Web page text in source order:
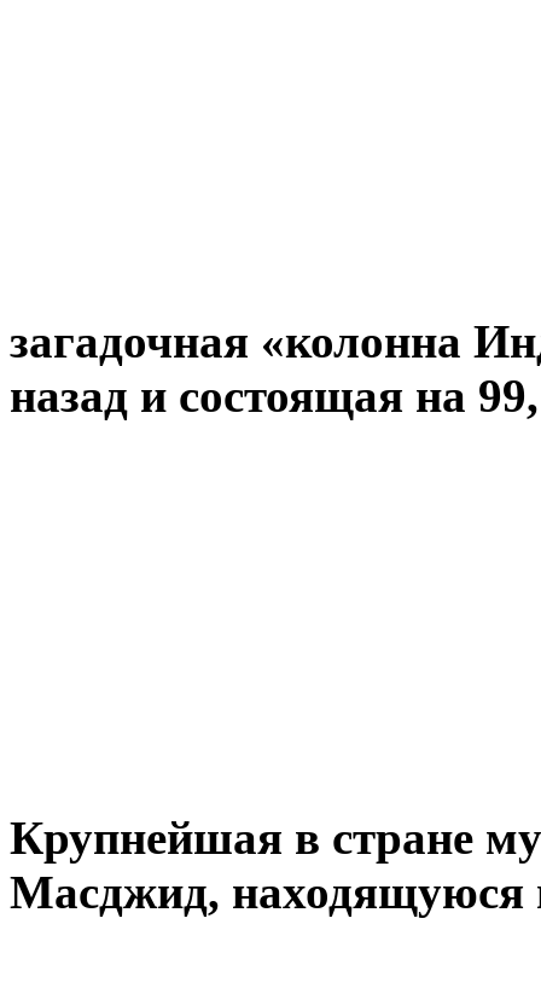
загадочная «колонна
назад и состоящая на
Крупнейшая в стране
Масджид, находящуюся